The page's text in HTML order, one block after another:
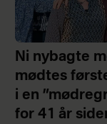
Ni nybagte
mødtes
i en
for 41 år